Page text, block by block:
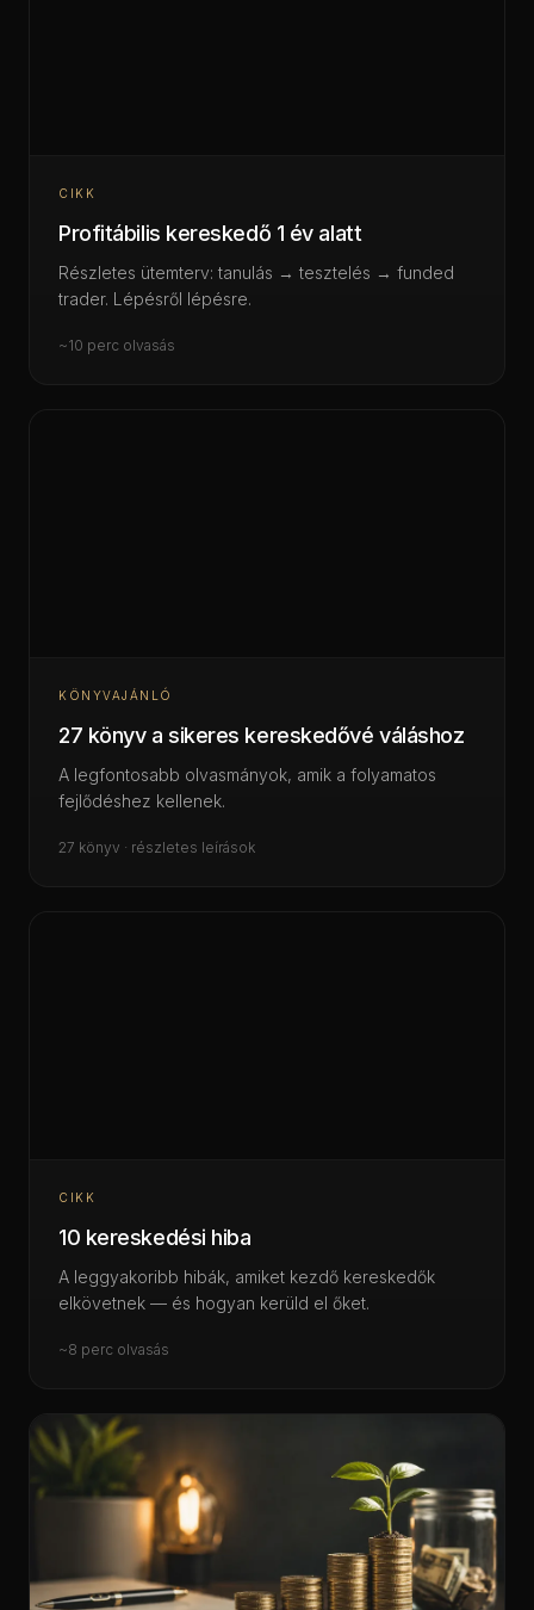
CIKK
Profitábilis kereskedő 1 év alatt
Részletes ütemterv: tanulás → tesztelés → funded
trader. Lépésről lépésre.
~10 perc olvasás
KÖNYVAJÁNLÓ
27 könyv a sikeres kereskedővé váláshoz
A legfontosabb olvasmányok, amik a folyamatos
fejlődéshez kellenek.
27 könyv · részletes leírások
CIKK
10 kereskedési hiba
A leggyakoribb hibák, amiket kezdő kereskedők
elkövetnek — és hogyan kerüld el őket.
~8 perc olvasás